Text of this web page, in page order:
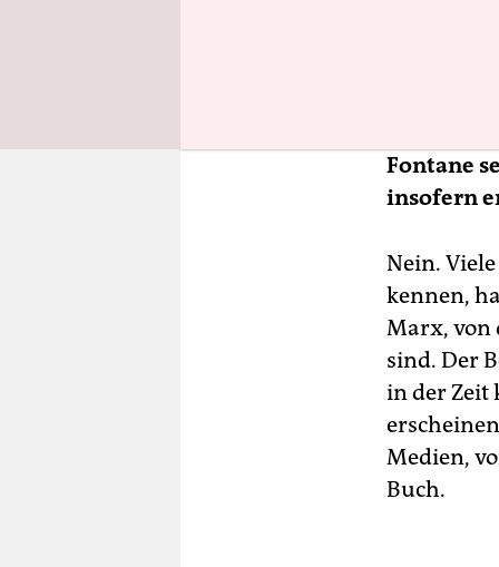
Fontane
insofern
Nein.
kennen,
Marx, von
sind. Der
in der Zeit
Medien,
Buch.